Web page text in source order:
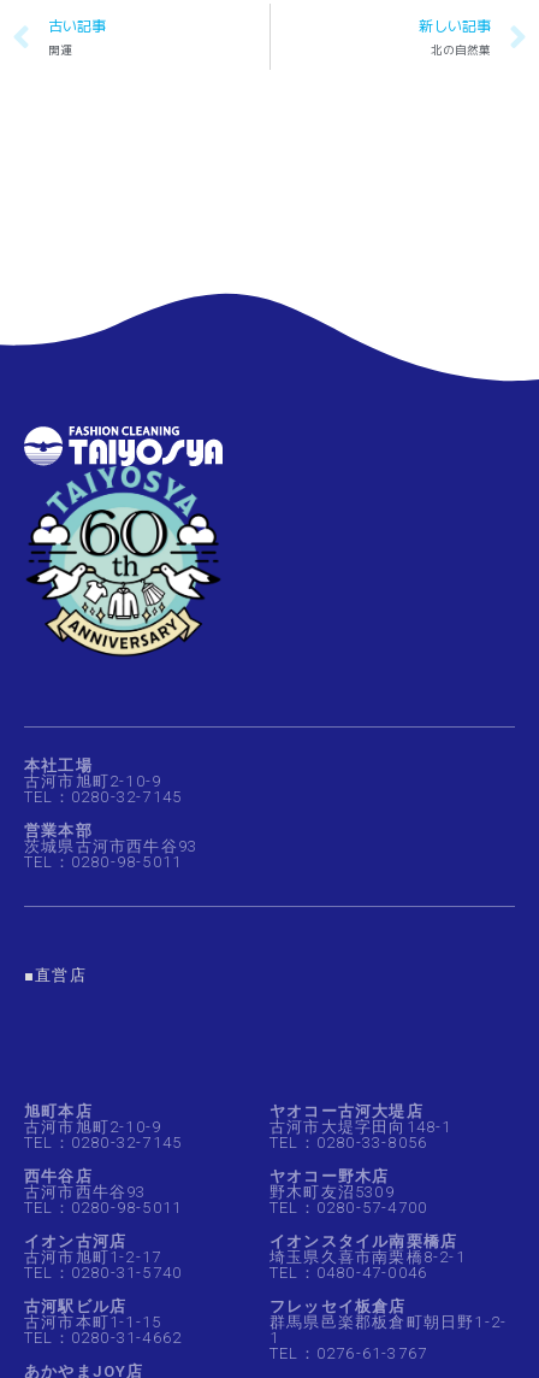
古い記事
開運
新しい記事
北の自然菓
本社工場
古河市旭町2-10-9
TEL：0280-32-7145
営業本部
茨城県古河市西牛谷93
TEL：0280-98-5011
■直営店
旭町本店
古河市旭町2-10-9
TEL：0280-32-7145
西牛谷店
古河市西牛谷93
TEL：0280-98-5011
イオン古河店
古河市旭町1-2-17
TEL：0280-31-5740
古河駅ビル店
古河市本町1-1-15
TEL：0280-31-4662
あかやまJOY店
ヤオコー古河大堤店
古河市大堤字田向148-1
TEL：0280-33-8056
ヤオコー野木店
野木町友沼5309
TEL：0280-57-4700
イオンスタイル南栗橋店
埼玉県久喜市南栗橋8-2-1
TEL：0480-47-0046
フレッセイ板倉店
群馬県邑楽郡板倉町朝日野1-2-
1
TEL：0276-61-3767